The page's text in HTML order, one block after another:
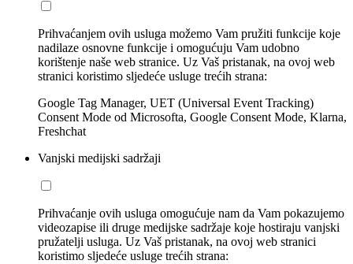
Prihvaćanjem ovih usluga možemo Vam pružiti funkcije koje
nadilaze osnovne funkcije i omogućuju Vam udobno
korištenje naše web stranice. Uz Vaš pristanak, na ovoj web
stranici koristimo sljedeće usluge trećih strana:
Google Tag Manager, UET (Universal Event Tracking)
Consent Mode od Microsofta, Google Consent Mode, Klarna,
Freshchat
Vanjski medijski sadržaji
Prihvaćanje ovih usluga omogućuje nam da Vam pokazujemo
videozapise ili druge medijske sadržaje koje hostiraju vanjski
pružatelji usluga. Uz Vaš pristanak, na ovoj web stranici
koristimo sljedeće usluge trećih strana: